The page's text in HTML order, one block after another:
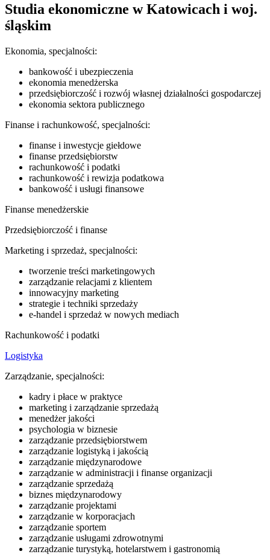
Studia ekonomiczne w Katowicach i woj.
śląskim
Ekonomia, specjalności:
bankowość i ubezpieczenia
ekonomia menedżerska
przedsiębiorczość i rozwój własnej działalności gospodarczej
ekonomia sektora publicznego
Finanse i rachunkowość, specjalności:
finanse i inwestycje giełdowe
finanse przedsiębiorstw
rachunkowość i podatki
rachunkowość i rewizja podatkowa
bankowość i usługi finansowe
Finanse menedżerskie
Przedsiębiorczość i finanse
Marketing i sprzedaż, specjalności:
tworzenie treści marketingowych
zarządzanie relacjami z klientem
innowacyjny marketing
strategie i techniki sprzedaży
e-handel i sprzedaż w nowych mediach
Rachunkowość i podatki
Logistyka
Zarządzanie, specjalności:
kadry i płace w praktyce
marketing i zarządzanie sprzedażą
menedżer jakości
psychologia w biznesie
zarządzanie przedsiębiorstwem
zarządzanie logistyką i jakością
zarządzanie międzynarodowe
zarządzanie w administracji i finanse organizacji
zarządzanie sprzedażą
biznes międzynarodowy
zarządzanie projektami
zarządzanie w korporacjach
zarządzanie sportem
zarządzanie usługami zdrowotnymi
zarządzanie turystyką, hotelarstwem i gastronomią